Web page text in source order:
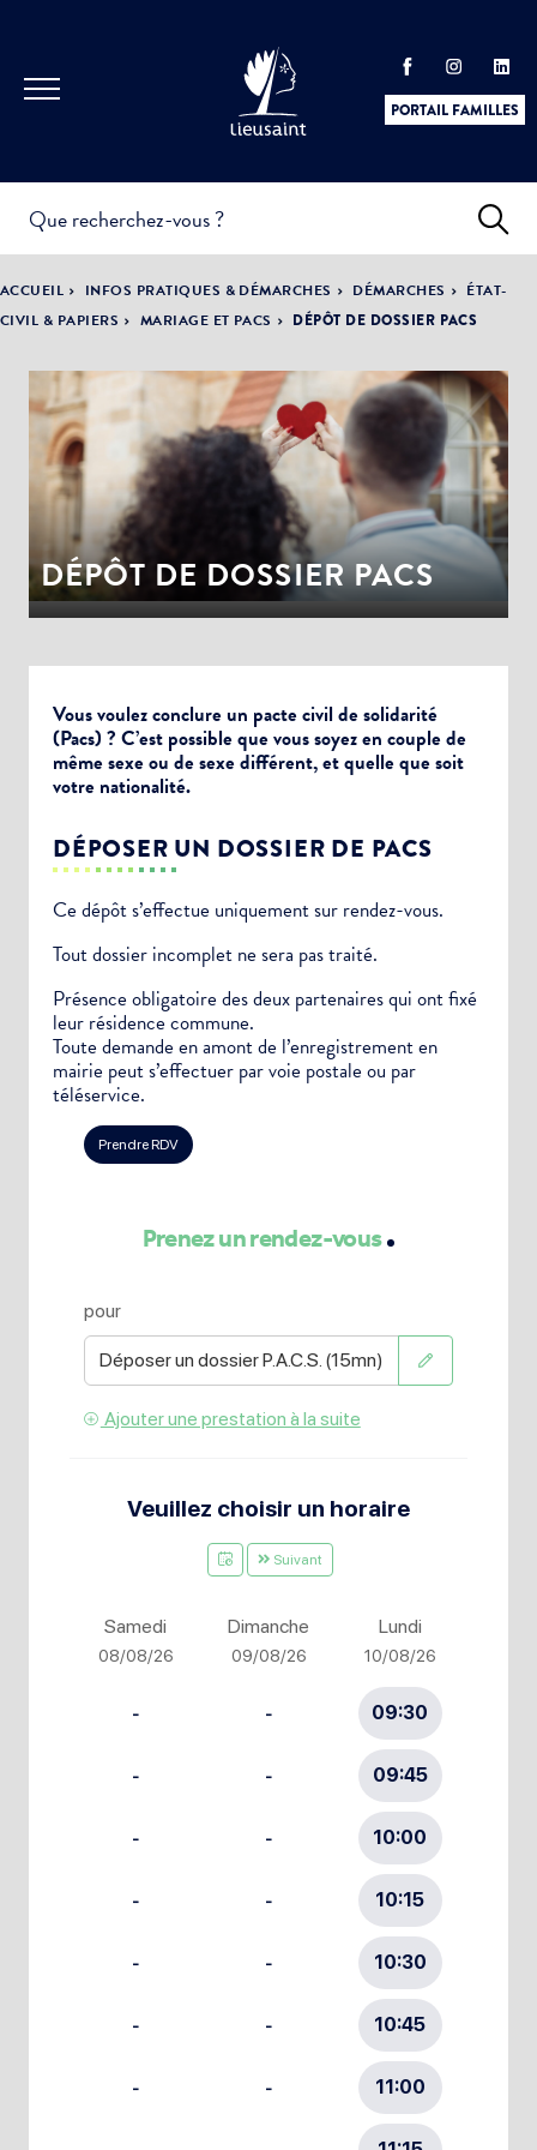
PORTAIL FAMILLES
PRATIQUES &
DÉMARCHES
ACTUALITÉS &
ÉVÈNEMENTS
LA VILLE
DÉMOCRATIE
PARTICIPATIVE
ACCUEIL INFOS PRATIQUES & DÉMARCHES DÉMARCHES
ÉTAT-
CIVIL & PAPIERS
MARIAGE ET PACS DÉPÔT DE DOSSIER PACS
DÉPÔT DE DOSSIER PACS
Vous voulez conclure un pacte civil de solidarité
(Pacs) ? C’est possible que vous soyez en couple de
même sexe ou de sexe différent, et quelle que soit
votre nationalité.
DÉPOSER UN DOSSIER DE PACS
Ce dépôt s’effectue uniquement sur rendez-vous.
Tout dossier incomplet ne sera pas traité.
Présence obligatoire des deux partenaires qui ont fixé
leur résidence commune.
Toute demande en amont de l’enregistrement en
mairie peut s’effectuer par voie postale ou par
téléservice.